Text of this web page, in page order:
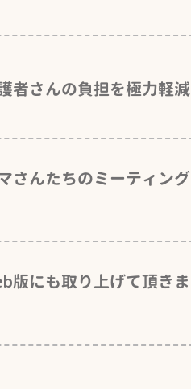
者さんの負担を極力軽減
さんたちのミーティング
版にも取り上げて頂きま